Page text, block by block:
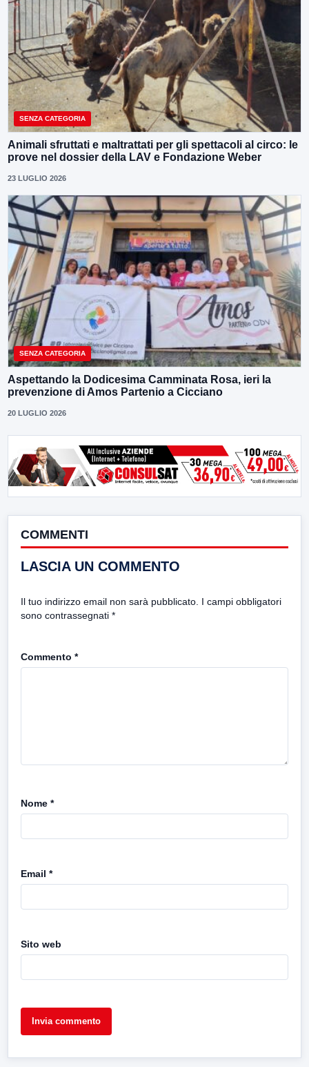
SENZA CATEGORIA
Animali sfruttati e maltrattati per gli spettacoli al circo: le
prove nel dossier della LAV e Fondazione Weber
23 LUGLIO 2026
SENZA CATEGORIA
Aspettando la Dodicesima Camminata Rosa, ieri la
prevenzione di Amos Partenio a Cicciano
20 LUGLIO 2026
COMMENTI
LASCIA UN COMMENTO
Il tuo indirizzo email non sarà pubblicato. I campi obbligatori
sono contrassegnati *
Commento *
Nome *
Email *
Sito web